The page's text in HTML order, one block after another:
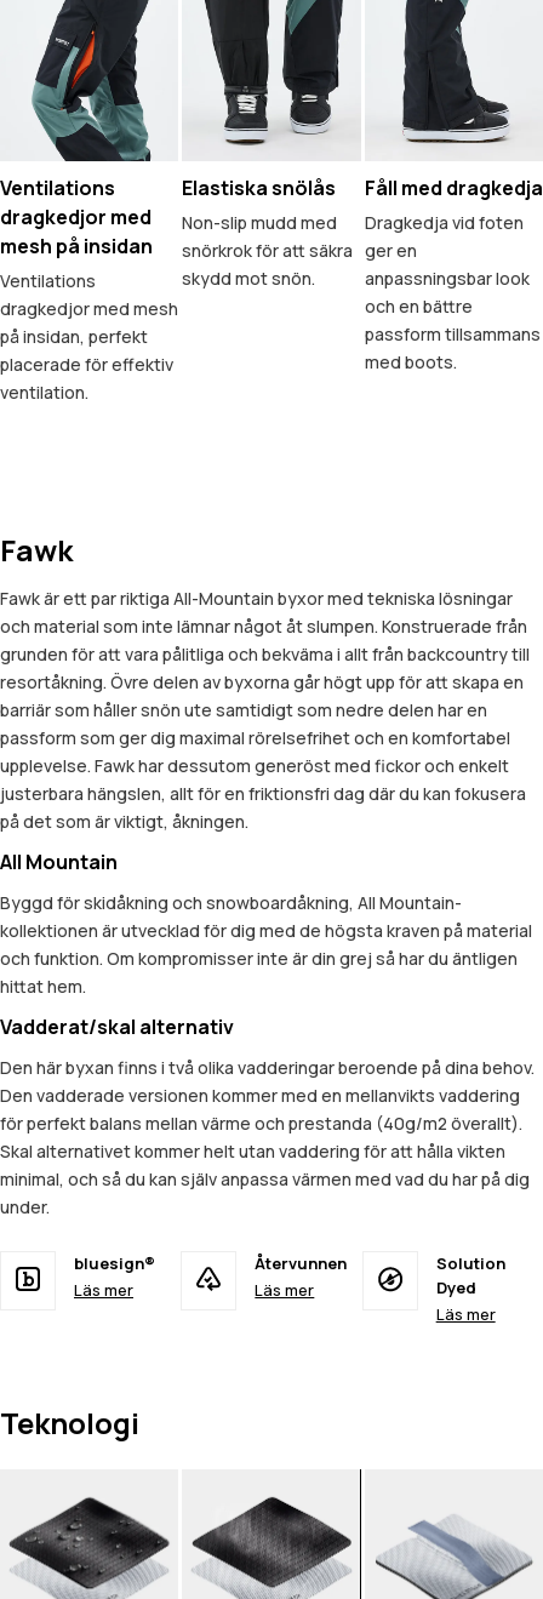
Ventilations
dragkedjor med
mesh på insidan
Ventilations
dragkedjor med mesh
på insidan, perfekt
placerade för effektiv
ventilation.
Elastiska snölås
Non-slip mudd med
snörkrok för att säkra
skydd mot snön.
Fåll med dragkedja
Dragkedja vid foten
ger en
anpassningsbar look
och en bättre
passform tillsammans
med boots.
Fawk
Fawk är ett par riktiga All-Mountain byxor med tekniska lösningar
och material som inte lämnar något åt slumpen. Konstruerade från
grunden för att vara pålitliga och bekväma i allt från backcountry till
resortåkning. Övre delen av byxorna går högt upp för att skapa en
barriär som håller snön ute samtidigt som nedre delen har en
passform som ger dig maximal rörelsefrihet och en komfortabel
upplevelse. Fawk har dessutom generöst med fickor och enkelt
justerbara hängslen, allt för en friktionsfri dag där du kan fokusera
på det som är viktigt, åkningen.
All Mountain
Byggd för skidåkning och snowboardåkning, All Mountain-
kollektionen är utvecklad för dig med de högsta kraven på material
och funktion. Om kompromisser inte är din grej så har du äntligen
hittat hem.
Vadderat/skal alternativ
Den här byxan finns i två olika vadderingar beroende på dina behov.
Den vadderade versionen kommer med en mellanvikts vaddering
för perfekt balans mellan värme och prestanda (40g/m2 överallt).
Skal alternativet kommer helt utan vaddering för att hålla vikten
minimal, och så du kan själv anpassa värmen med vad du har på dig
under.
bluesign®
Läs mer
Återvunnen
Läs mer
Solution
Dyed
Läs mer
Teknologi